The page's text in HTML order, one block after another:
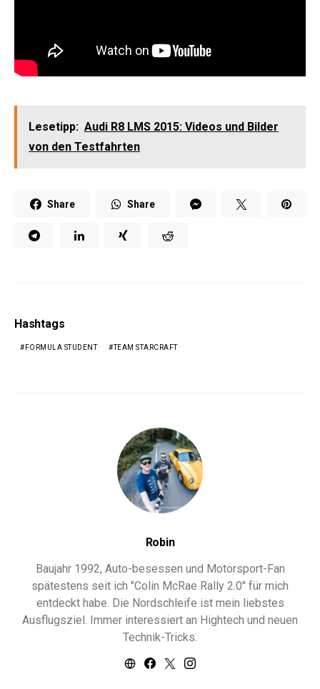
Lesetipp: Audi R8 LMS 2015: Videos und Bilder
von den Testfahrten
Share Share
Hashtags
FORMULA STUDENT TEAM STARCRAFT
Robin
Baujahr 1992, Auto-besessen und Motorsport-Fan
spätestens seit ich "Colin McRae Rally 2.0" für mich
entdeckt habe. Die Nordschleife ist mein liebstes
Ausflugsziel. Immer interessiert an Hightech und neuen
Technik-Tricks.